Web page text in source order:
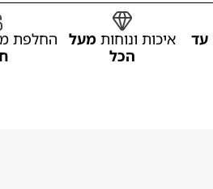
עד איכות ונוחות מעל
הכל
החלפת